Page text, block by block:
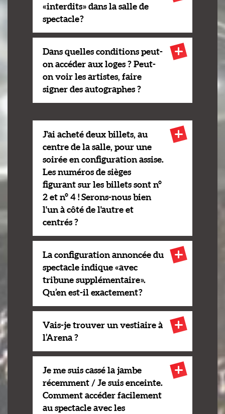
« interdits » dans la salle de
spectacle ?
Dans quelles conditions peut-
on accéder aux loges ? Peut-
on voir les artistes, faire
signer des autographes ?
J'ai acheté deux billets, au
centre de la salle, pour une
soirée en configuration assise.
Les numéros de sièges
figurant sur les billets sont n°
2 et n° 4 ! Serons-nous bien
l'un à côté de l'autre et
centrés ?
La configuration annoncée du
spectacle indique « avec
tribune supplémentaire ».
Qu’en est-il exactement ?
Vais-je trouver un vestiaire à
l’Arena ?
Je me suis cassé la jambe
récemment / Je suis enceinte.
Comment accéder facilement
au spectacle avec les